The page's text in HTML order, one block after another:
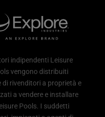
indipendenti Leisure
vengono distribuiti
rivenditori a proprietà e
a vendere e installare
Pools. I suddetti